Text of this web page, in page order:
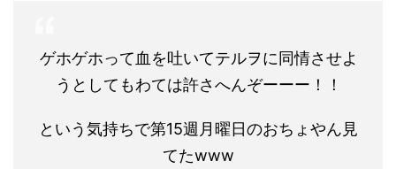
ゲホゲホって血を吐いてテルヲに同情させよ
うとしてもわては許さへんぞーーー！！
という気持ちで第15週月曜日のおちょやん見
てたwww